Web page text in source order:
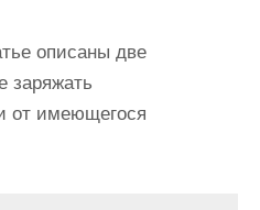
описаны две
заряжать
от имеющегося